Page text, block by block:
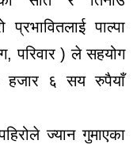
प्रभावितलाई पाल्पा
परिवार ) ले सहयोग
६ सय रुपैयाँ
ज्यान गुमाएका